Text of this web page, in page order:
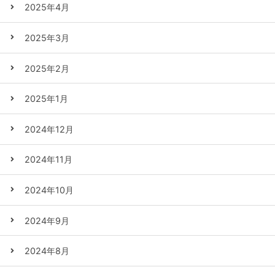
2025年4月
2025年3月
2025年2月
2025年1月
2024年12月
2024年11月
2024年10月
2024年9月
2024年8月